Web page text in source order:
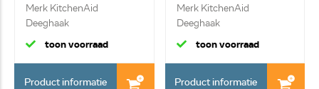
Merk KitchenAid
Deeghaak
toon voorraad
Product informatie
Merk KitchenAid
Deeghaak
toon voorraad
Product informatie